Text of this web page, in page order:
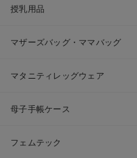
授乳用品
マザーズバッグ・ママバッグ
マタニティレッグウェア
母子手帳ケース
フェムテック